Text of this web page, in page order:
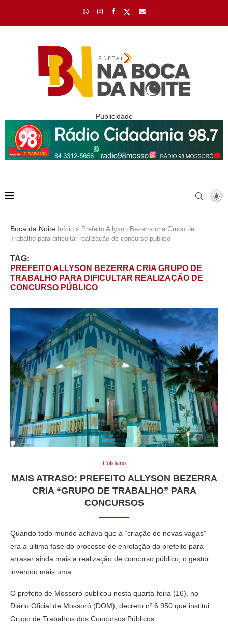
Publicidade
Boca da Noite Início » Prefeito Allyson Bezerra cria Grupo de
Trabalho para dificultar realização de concurso público
TAG:
PREFEITO ALLYSON BEZERRA CRIA GRUPO DE
TRABALHO PARA DIFICULTAR REALIZAÇÃO DE
CONCURSO PÚBLICO
Cotidiano
MAIS ATRASO: PREFEITO ALLYSON BEZERRA
CRIA “GRUPO DE TRABALHO” PARA
CONCURSOS
Quando todo mundo achava que a “criação de novas vagas”
era a última fase do processo de enrolação do prefeito para
arrasar ainda mais a realização de concurso público, o gestor
inventou mais uma.
O prefeito de Mossoró publicou nesta quarta-feira (16), no
Diário Oficial de Mossoró (DOM), decreto nº 6.950 que institui
Grupo de Trabalhos dos Concursos Públicos.